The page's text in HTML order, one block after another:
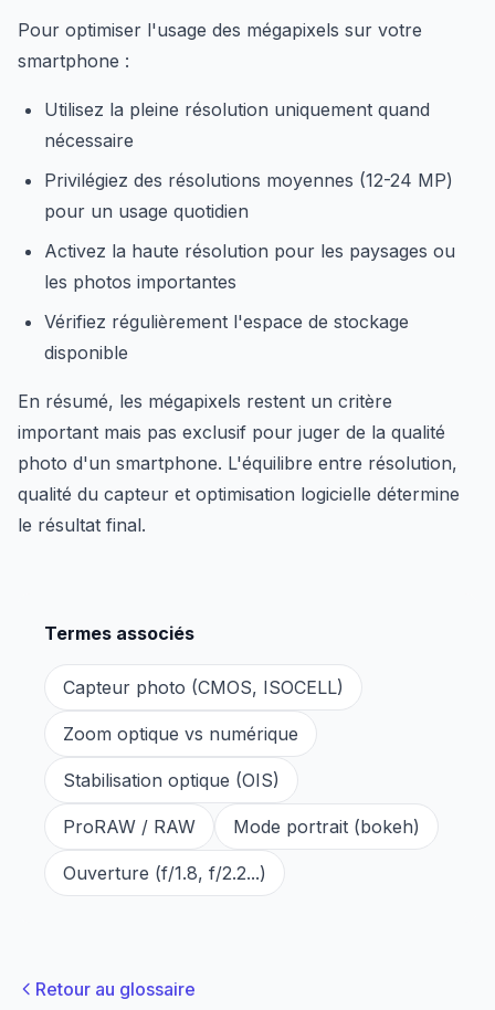
Pour optimiser l'usage des mégapixels sur votre
smartphone :
Utilisez la pleine résolution uniquement quand
nécessaire
Privilégiez des résolutions moyennes (12-24 MP)
pour un usage quotidien
Activez la haute résolution pour les paysages ou
les photos importantes
Vérifiez régulièrement l'espace de stockage
disponible
En résumé, les mégapixels restent un critère
important mais pas exclusif pour juger de la qualité
photo d'un smartphone. L'équilibre entre résolution,
qualité du capteur et optimisation logicielle détermine
le résultat final.
Termes associés
Capteur photo (CMOS, ISOCELL)
Zoom optique vs numérique
Stabilisation optique (OIS)
ProRAW / RAW Mode portrait (bokeh)
Ouverture (f/1.8, f/2.2...)
Retour au glossaire